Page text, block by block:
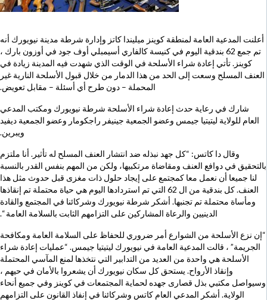
أعلنت المدعية العامة لمنطقة كوينز ميليندا كاتز وإدارة شرطة مدينة نيويورك أنه
تم جمع 62 بندقية اليوم في كنيسة كالفاري أسيمبلي أوف جود في أوزون بارك ،
كوينز. تأتي إعادة شراء الأسلحة في الوقت الذي شهدت فيه المدينة زيادة في
العنف المسلح وسعت إلى الحد من هذا الدمار من خلال قبول الأسلحة النارية غير
المحملة – دون طرح أي أسئلة – مقابل تعويض.
شارك في رعاية حدث إعادة شراء الأسلحة شرطة نيويورك ومكتب المدعي
العام للولاية ليتيتيا جيمس وعضو الجمعية جينيفر راجكومار وعضو الجمعية ديفيد
ويبرين.
وقال دا كاتس: “كل جهد نبذله ضد انتشار العنف المسلح له تأثير. أنا ملتزم
بالتحقيق في دوافع العنف ومقاضاة مرتكبيها، ولكن من المهم بنفس القدر بالنسبة
لنا جميعا أن نعمل معا كمجتمع على إيجاد حلول ذات مغزى قبل حدوث مثل هذا
العنف. كل بندقية من ال 62 التي تم استردادها اليوم هي حياة محتملة تم إنقاذها
ومأساة محتملة تم تجنبها. أشكر شرطة نيويورك وشركائنا في المجتمع والقادة
الدينيين والرعاة المشاركين على التزامهم الثابت بالسلامة العامة “.
“إن نزع الأسلحة من الشوارع أمر ضروري للحفاظ على السلامة العامة ومكافحة
الجريمة” ، قالت المدعية العامة في نيويورك ليتيتيا جيمس. “عمليات إعادة شراء
الأسلحة هي واحدة من العديد من التدابير التي نتخذها لمنع المآسي المحتملة
وإنقاذ الأرواح. يستحق كل سكان نيويورك أن يشعروا بالأمان في حيهم ،
وسيواصل مكتبي بذل قصارى جهده لحماية المجتمعات في كوينز وفي جميع أنحاء
الولاية. أشكر المدعي العام كاتس وشركائنا في إنفاذ القانون على التزامهم